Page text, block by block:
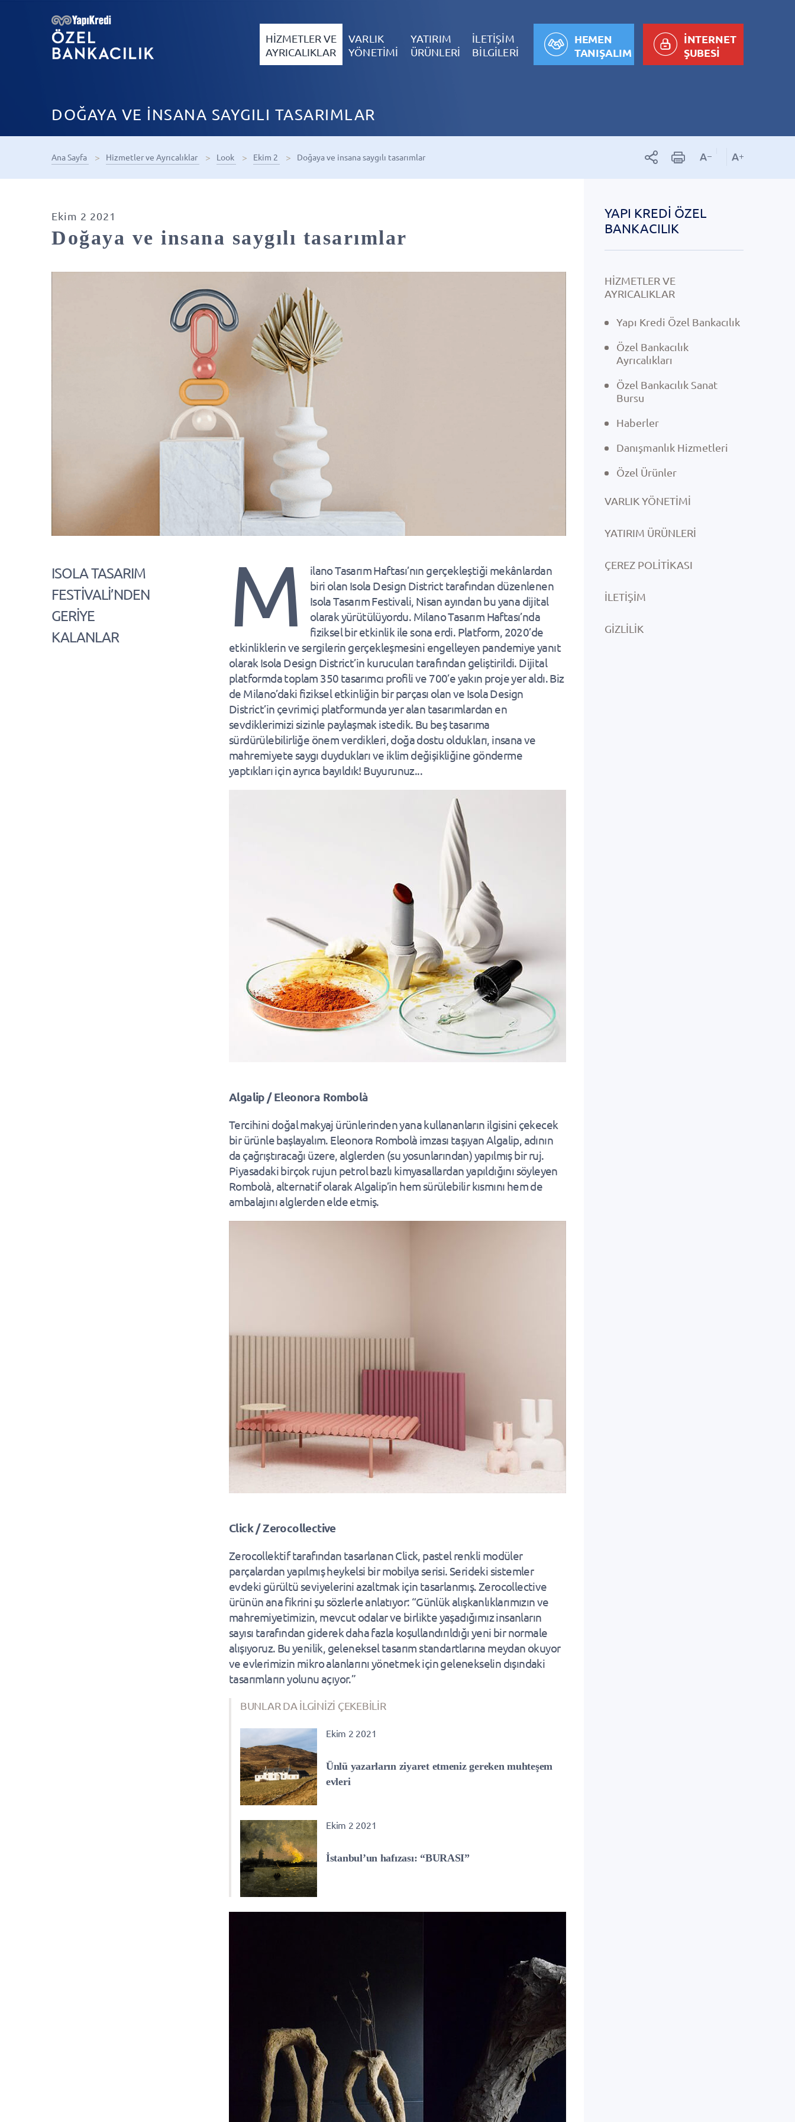
HİZMETLER VE
AYRICALIKLAR
VARLIK
YÖNETİMİ
YATIRIM
ÜRÜNLERİ
İLETİŞİM
BİLGİLERİ
İNTERNET
ŞUBESİ
HEMEN
TANIŞALIM
DOĞAYA VE İNSANA SAYGILI TASARIMLAR
Ana Sayfa Hizmetler ve Ayrıcalıklar Look Ekim 2 Doğaya ve insana saygılı tasarımlar
Ekim 2 2021
Doğaya ve insana saygılı tasarımlar
ISOLA TASARIM
FESTİVALİ’NDEN
GERİYE
KALANLAR
M
ilano Tasarım Haftası’nın gerçekleştiği mekânlardan
biri olan Isola Design District tarafından düzenlenen
Isola Tasarım Festivali, Nisan ayından bu yana dijital
olarak yürütülüyordu. Milano Tasarım Haftası’nda
fiziksel bir etkinlik ile sona erdi. Platform, 2020’de
etkinliklerin ve sergilerin gerçekleşmesini engelleyen pandemiye yanıt
olarak Isola Design District’in kurucuları tarafından geliştirildi. Dijital
platformda toplam 350 tasarımcı profili ve 700’e yakın proje yer aldı. Biz
de Milano’daki fiziksel etkinliğin bir parçası olan ve Isola Design
District’in çevrimiçi platformunda yer alan tasarımlardan en
sevdiklerimizi sizinle paylaşmak istedik. Bu beş tasarıma
sürdürülebilirliğe önem verdikleri, doğa dostu oldukları, insana ve
mahremiyete saygı duydukları ve iklim değişikliğine gönderme
yaptıkları için ayrıca bayıldık! Buyurunuz...
Algalip / Eleonora Rombolà
Tercihini doğal makyaj ürünlerinden yana kullananların ilgisini çekecek
bir ürünle başlayalım. Eleonora Rombolà imzası taşıyan Algalip, adının
da çağrıştıracağı üzere, alglerden (su yosunlarından) yapılmış bir ruj.
Piyasadaki birçok rujun petrol bazlı kimyasallardan yapıldığını söyleyen
Rombolà, alternatif olarak Algalip’in hem sürülebilir kısmını hem de
ambalajını alglerden elde etmiş.
Click / Zerocollective
Zerocollektif tarafından tasarlanan Click, pastel renkli modüler
parçalardan yapılmış heykelsi bir mobilya serisi. Serideki sistemler
evdeki gürültü seviyelerini azaltmak için tasarlanmış. Zerocollective
ürünün ana fikrini şu sözlerle anlatıyor: “Günlük alışkanlıklarımızın ve
mahremiyetimizin, mevcut odalar ve birlikte yaşadığımız insanların
sayısı tarafından giderek daha fazla koşullandırıldığı yeni bir normale
alışıyoruz. Bu yenilik, geleneksel tasarım standartlarına meydan okuyor
ve evlerimizin mikro alanlarını yönetmek için gelenekselin dışındaki
tasarımların yolunu açıyor.”
BUNLAR DA İLGİNİZİ ÇEKEBİLİR
Ekim 2 2021
Ünlü yazarların ziyaret etmeniz gereken muhteşem
evleri
Ekim 2 2021
İstanbul’un hafızası: “BURASI”
YAPI KREDI ÖZEL
BANKACILIK
HİZMETLER VE
AYRICALIKLAR
Yapı Kredi Özel Bankacılık
Özel Bankacılık
Ayrıcalıkları
Özel Bankacılık Sanat
Bursu
Haberler
Danışmanlık Hizmetleri
Özel Ürünler
VARLIK YÖNETIMI
YATIRIM ÜRÜNLERI
ÇEREZ POLITIKASI
İLETIŞIM
GIZLILIK